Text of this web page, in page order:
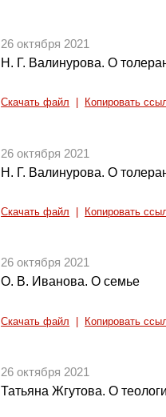
26 октября 2021
Н. Г. Валинурова. О
Скачать файл Копировать
26 октября 2021
Н. Г. Валинурова. О
Скачать файл Копировать
26 октября 2021
О. В. Иванова. О семье
Скачать файл Копировать
26 октября 2021
Татьяна Жгутова. О